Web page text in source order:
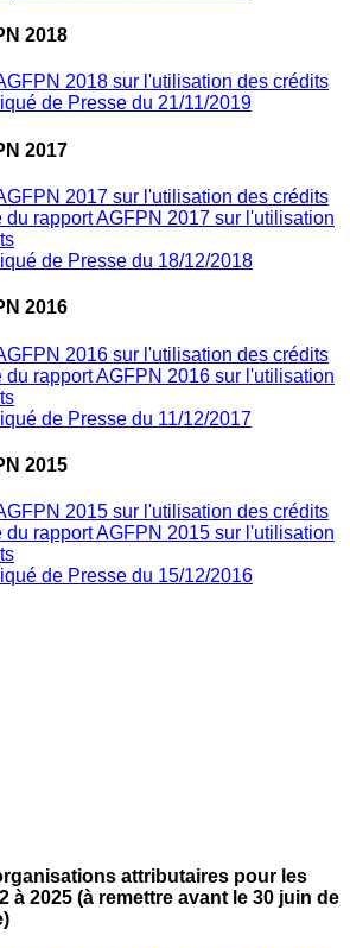
2018
2018 sur l'utilisation des crédits
de Presse du 21/11/2019
2017
2017 sur l'utilisation des crédits
du rapport AGFPN 2017 sur l'utilisation
de Presse du 18/12/2018
2016
2016 sur l'utilisation des crédits
du rapport AGFPN 2016 sur l'utilisation
de Presse du 11/12/2017
2015
2015 sur l'utilisation des crédits
du rapport AGFPN 2015 sur l'utilisation
de Presse du 15/12/2016
attributaires pour les
à 2025 (à remettre avant le 30 juin de